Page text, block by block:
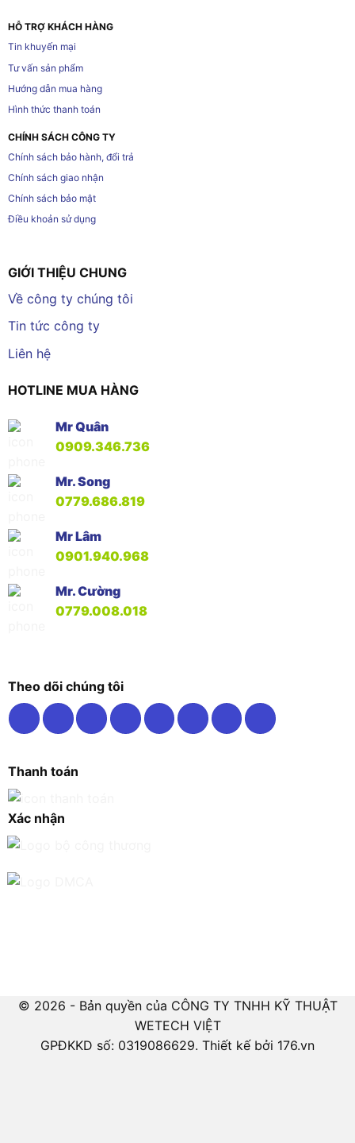
HỖ TRỢ KHÁCH HÀNG
Tin khuyến mại
Tư vấn sản phẩm
Hướng dẫn mua hàng
Hình thức thanh toán
CHÍNH SÁCH CÔNG TY
Chính sách bảo hành, đổi trả
Chính sách giao nhận
Chính sách bảo mật
Điều khoản sử dụng
GIỚI THIỆU CHUNG
Về công ty chúng tôi
Tin tức công ty
Liên hệ
HOTLINE MUA HÀNG
Mr Quân
0909.346.736
Mr. Song
0779.686.819
Mr Lâm
0901.940.968
Mr. Cường
0779.008.018
Theo dõi chúng tôi
Thanh toán
Xác nhận
© 2026 - Bản quyền của CÔNG TY TNHH KỸ THUẬT
WETECH VIỆT
GPĐKKD số: 0319086629. Thiết kế bởi 176.vn